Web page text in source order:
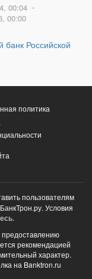
00:04 •
00:00
Российской
политика
пользователям
Условия
.
рекомендацией
характер.
на Banktron.ru